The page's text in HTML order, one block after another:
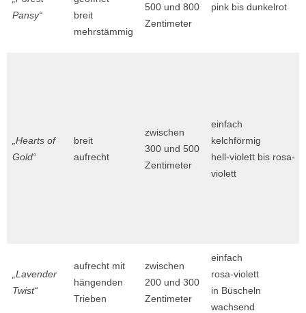
Pansy“
breit
mehrstämmig
500 und 800
Zentimeter
pink bis dunkelrot
„Hearts of
Gold“
breit
aufrecht
zwischen
300 und 500
Zentimeter
einfach
kelchförmig
hell-violett bis rosa-
violett
„Lavender
Twist“
aufrecht mit
hängenden
Trieben
zwischen
200 und 300
Zentimeter
einfach
rosa-violett
in Büscheln
wachsend